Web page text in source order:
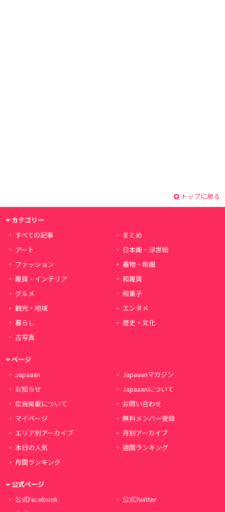
トップに戻る
カテゴリー
すべての記事
まとめ
アート
日本画・浮世絵
ファッション
着物・和服
雑貨・インテリア
和雑貨
グルメ
和菓子
観光・地域
エンタメ
暮らし
歴史・文化
古写真
ページ
Japaaan
Japaaanマガジン
お知らせ
Japaaanについて
広告掲載について
お問い合わせ
マイページ
無料メンバー登録
エリア別アーカイブ
月別アーカイブ
本日の人気
週間ランキング
月間ランキング
公式ページ
公式Facebook
公式Twitter